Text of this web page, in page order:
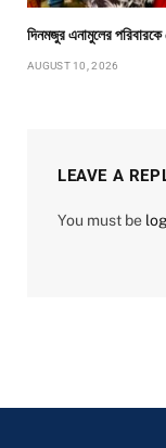
দিনমজুর এনামুলের
AUGUST 10, 2026
LEAVE A
You must be